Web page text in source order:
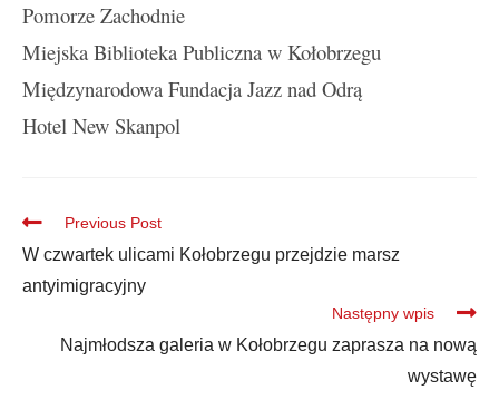
Pomorze Zachodnie
Miejska Biblioteka Publiczna w Kołobrzegu
Międzynarodowa Fundacja Jazz nad Odrą
Hotel New Skanpol
Previous Post
W czwartek ulicami Kołobrzegu przejdzie marsz
antyimigracyjny
Następny wpis
Najmłodsza galeria w Kołobrzegu zaprasza na nową
wystawę